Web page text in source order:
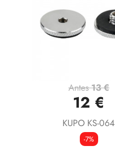
Vista rápida
Antes13 €
12 €
KUPO KS-064
-7%